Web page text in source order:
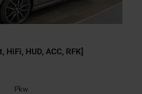
HUD, ACC, RFK]
Pkw